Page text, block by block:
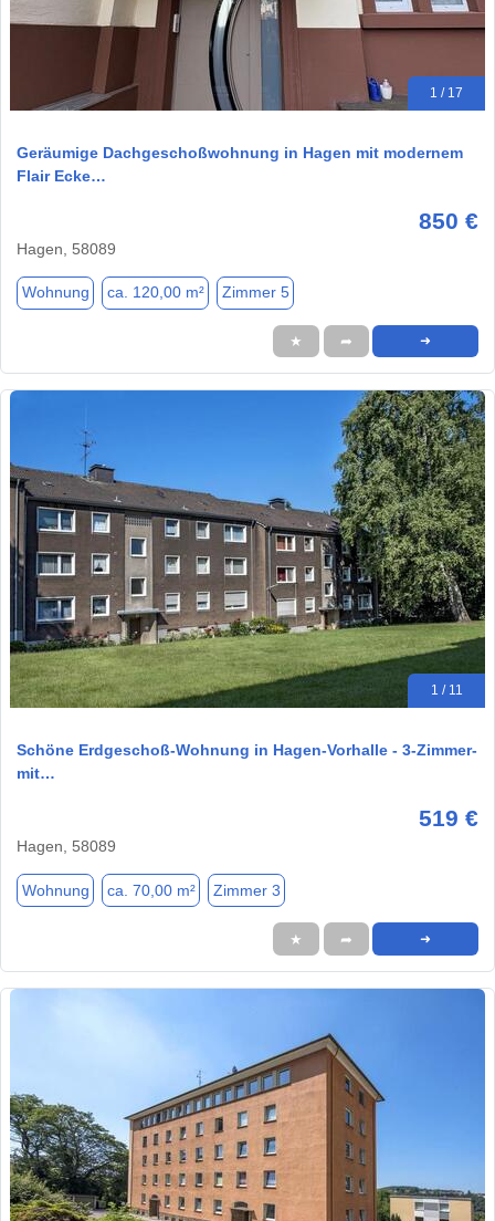
1 / 17
Geräumige Dachgeschoßwohnung in Hagen mit modernem
Flair Ecke…
850 €
Hagen, 58089
Wohnung ca. 120,00 m² Zimmer 5
★ ➦ ➜
1 / 11
Schöne Erdgeschoß-Wohnung in Hagen-Vorhalle - 3-Zimmer-
mit…
519 €
Hagen, 58089
Wohnung ca. 70,00 m² Zimmer 3
★ ➦ ➜